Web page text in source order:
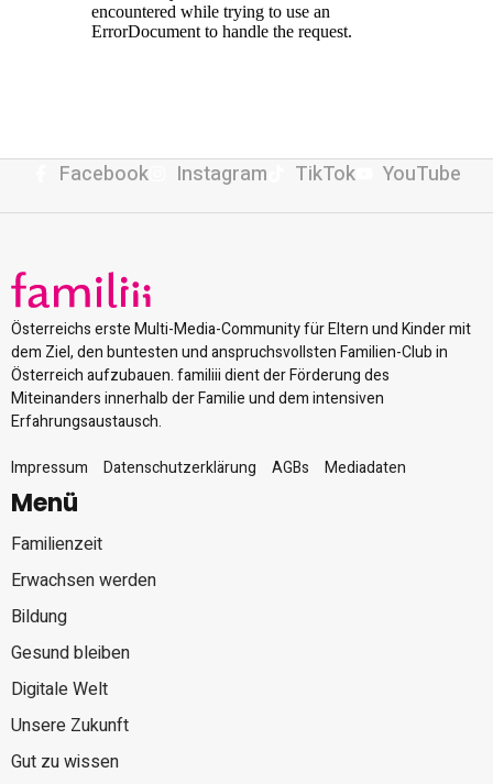
Facebook Instagram TikTok YouTube
Österreichs erste Multi-Media-Community für Eltern und Kinder mit
dem Ziel, den buntesten und anspruchsvollsten Familien-Club in
Österreich aufzubauen. familiii dient der Förderung des
Miteinanders innerhalb der Familie und dem intensiven
Erfahrungsaustausch.
Impressum
Datenschutzerklärung AGBs Mediadaten
Menü
Familienzeit
Erwachsen werden
Bildung
Gesund bleiben
Digitale Welt
Unsere Zukunft
Gut zu wissen